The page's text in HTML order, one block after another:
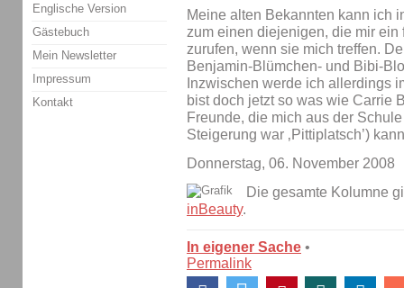
Meine alten Bekannten kann ich
zum einen diejenigen, die mir ein
zurufen, wenn sie mich treffen.
Benjamin-Blümchen- und Bibi-
Inzwischen werde ich allerdings
bist doch jetzt so was wie Carrie
Freunde, die mich aus der
Steigerung war ‚Pittiplatsch’)
Donnerstag, 06. November 2008
Die gesamte Kolumne
inBeauty.
In eigener Sache •
Permalink
Englische Version
Gästebuch
Mein Newsletter
Impressum
Kontakt